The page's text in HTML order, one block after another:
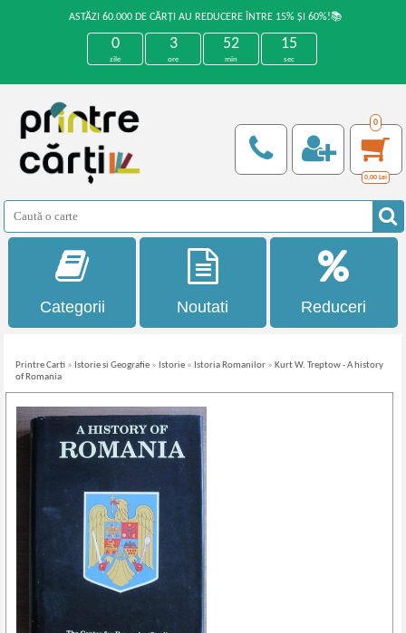
ASTĂZI 60.000 DE CĂRȚI AU REDUCERE ÎNTRE 15% ȘI 60%!📚
0
zile
3
ore
52
min
14
sec
0
0,00 Lei
Categorii Noutati Reduceri
Printre Carti » Istorie si Geografie » Istorie » Istoria Romanilor » Kurt W. Treptow - A history
of Romania